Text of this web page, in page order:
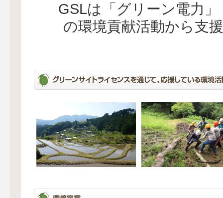
GSLは「グリーン電力
の環境貢献活動から支